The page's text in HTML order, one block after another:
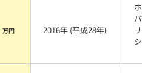
万円 2016年 (平成28年)
ホワ
パー
リス
シャ